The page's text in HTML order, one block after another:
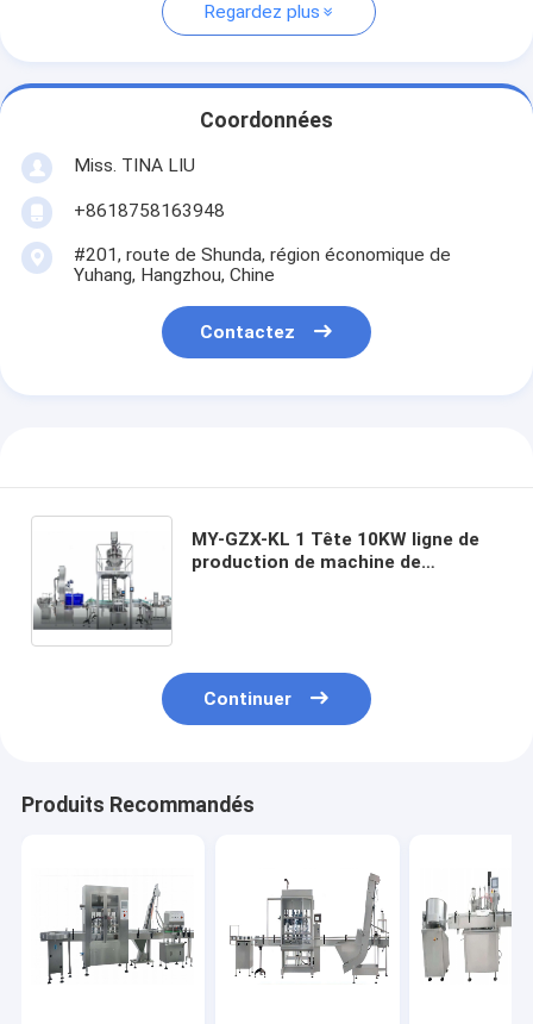
Regardez plus
Coordonnées
Miss. TINA LIU
+8618758163948
#201, route de Shunda, région économique de
Yuhang, Hangzhou, Chine
Contactez
MY-GZX-KL 1 Tête 10KW ligne de
production de machine de
Continuer
Produits Recommandés